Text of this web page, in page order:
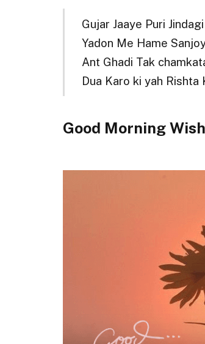
Gujar Jaaye Puri
Yadon Me Hame
Ant Ghadi Tak
Dua Karo ki yah Rishta
Good Morning